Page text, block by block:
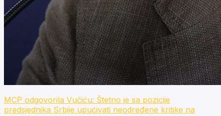
MCP odgovorila Vučiću: Štetno je sa pozicije
predsjednika Srbije upućivati neodređene kritike na